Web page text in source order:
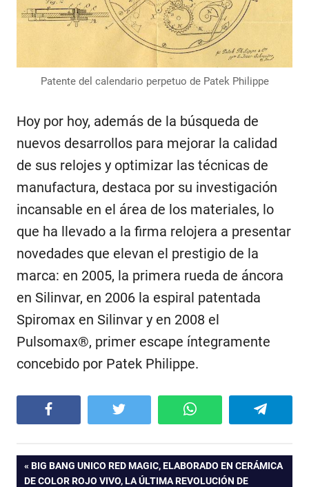
Patente del calendario perpetuo de Patek Philippe
Hoy por hoy, además de la búsqueda de
nuevos desarrollos para mejorar la calidad
de sus relojes y optimizar las técnicas de
manufactura, destaca por su investigación
incansable en el área de los materiales, lo
que ha llevado a la firma relojera a presentar
novedades que elevan el prestigio de la
marca: en 2005, la primera rueda de áncora
en Silinvar, en 2006 la espiral patentada
Spiromax en Silinvar y en 2008 el
Pulsomax®, primer escape íntegramente
concebido por Patek Philippe.
Twitter WhatsApp Telegram
Navegación
ENTRADA
ANTERIOR:
BIG BANG UNICO RED MAGIC, ELABORADO EN CERÁMICA
DE COLOR ROJO VIVO, LA ÚLTIMA REVOLUCIÓN DE